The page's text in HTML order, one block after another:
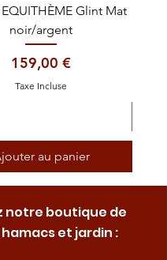
Glint Mat
noir/argent
Prix
159,00 €
Taxe Incluse
au panier
notre boutique de
et jardin :